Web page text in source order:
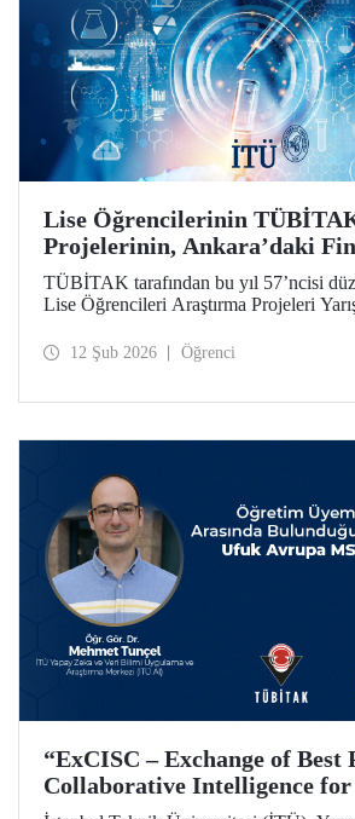
Lise Öğrencilerinin
Projelerinin, Ankara’daki
Durağı, İTÜ Oldu
TÜBİTAK tarafından bu yıl 57’ncisi
Lise Öğrencileri Araştırma Projeleri
gerçekleştirildi.
12 Şub 2026 Öğrenci
“ExCISC – Exchange of Best
Collaborative Intelligence for
Critical Applications”